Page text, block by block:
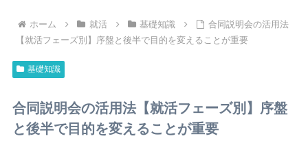
ホーム 就活 基礎知識
合同説明会の活用法
【就活フェーズ別】序盤と後半で目的を変えることが重要
基礎知識
合同説明会の活用法【就活フェーズ別】序盤
と後半で目的を変えることが重要